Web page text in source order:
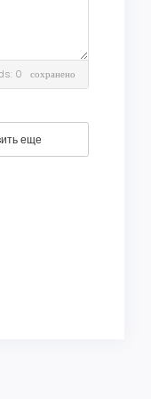
0 сохранено
еще